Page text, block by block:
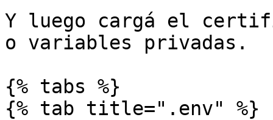
Y luego cargá el
o variables privadas.
{% tabs %}
{% tab title=".env" %}